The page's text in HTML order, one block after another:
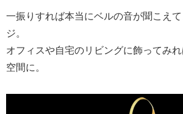
一振りすれば本当にベルの音が聞こえ
ジ。
オフィスや自宅のリビングに飾ってみ
空間に。